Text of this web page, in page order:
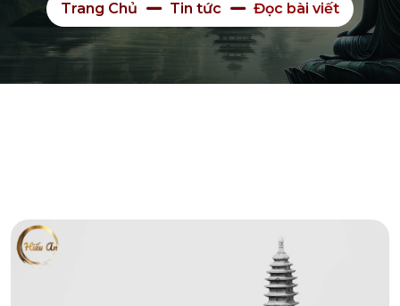
Trang Chủ Tin tức Đọc bài viết